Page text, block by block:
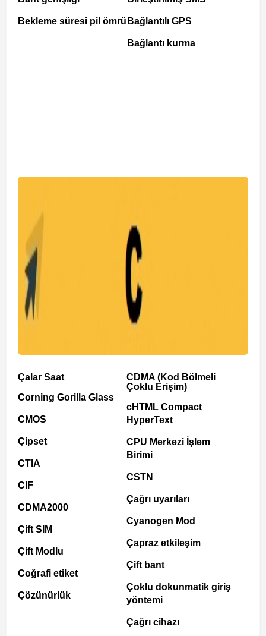
Bekleme süresi pil ömrü Bağlantılı GPS
Bağlantı kurma
Çalar Saat
Corning Gorilla Glass
CMOS
Çipset
CTIA
CIF
CDMA2000
Çift SIM
Çift Modlu
Coğrafi etiket
Çözünürlük
CDMA (Kod Bölmeli
Çoklu Erişim)
cHTML Compact
HyperText
CPU Merkezi İşlem
Birimi
CSTN
Çağrı uyarıları
Cyanogen Mod
Çapraz etkileşim
Çift bant
Çoklu dokunmatik giriş
yöntemi
Çağrı cihazı